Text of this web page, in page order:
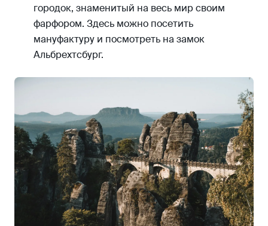
городок, знаменитый на весь мир своим
фарфором. Здесь можно посетить
мануфактуру и посмотреть на замок
Альбрехтсбург.